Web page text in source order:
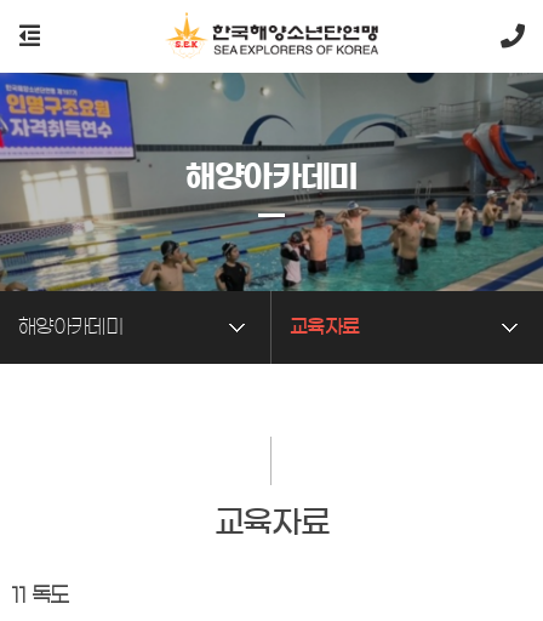
해양아카데미 교육자료
해양아카데미
교육자료
11 독도